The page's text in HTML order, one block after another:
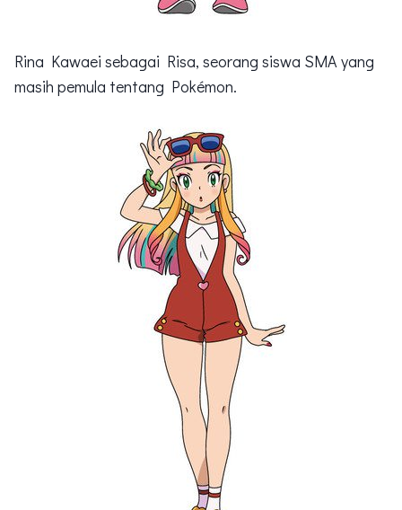
Rina Kawaei sebagai Risa, seorang siswa SMA yang
masih pemula tentang Pokémon.